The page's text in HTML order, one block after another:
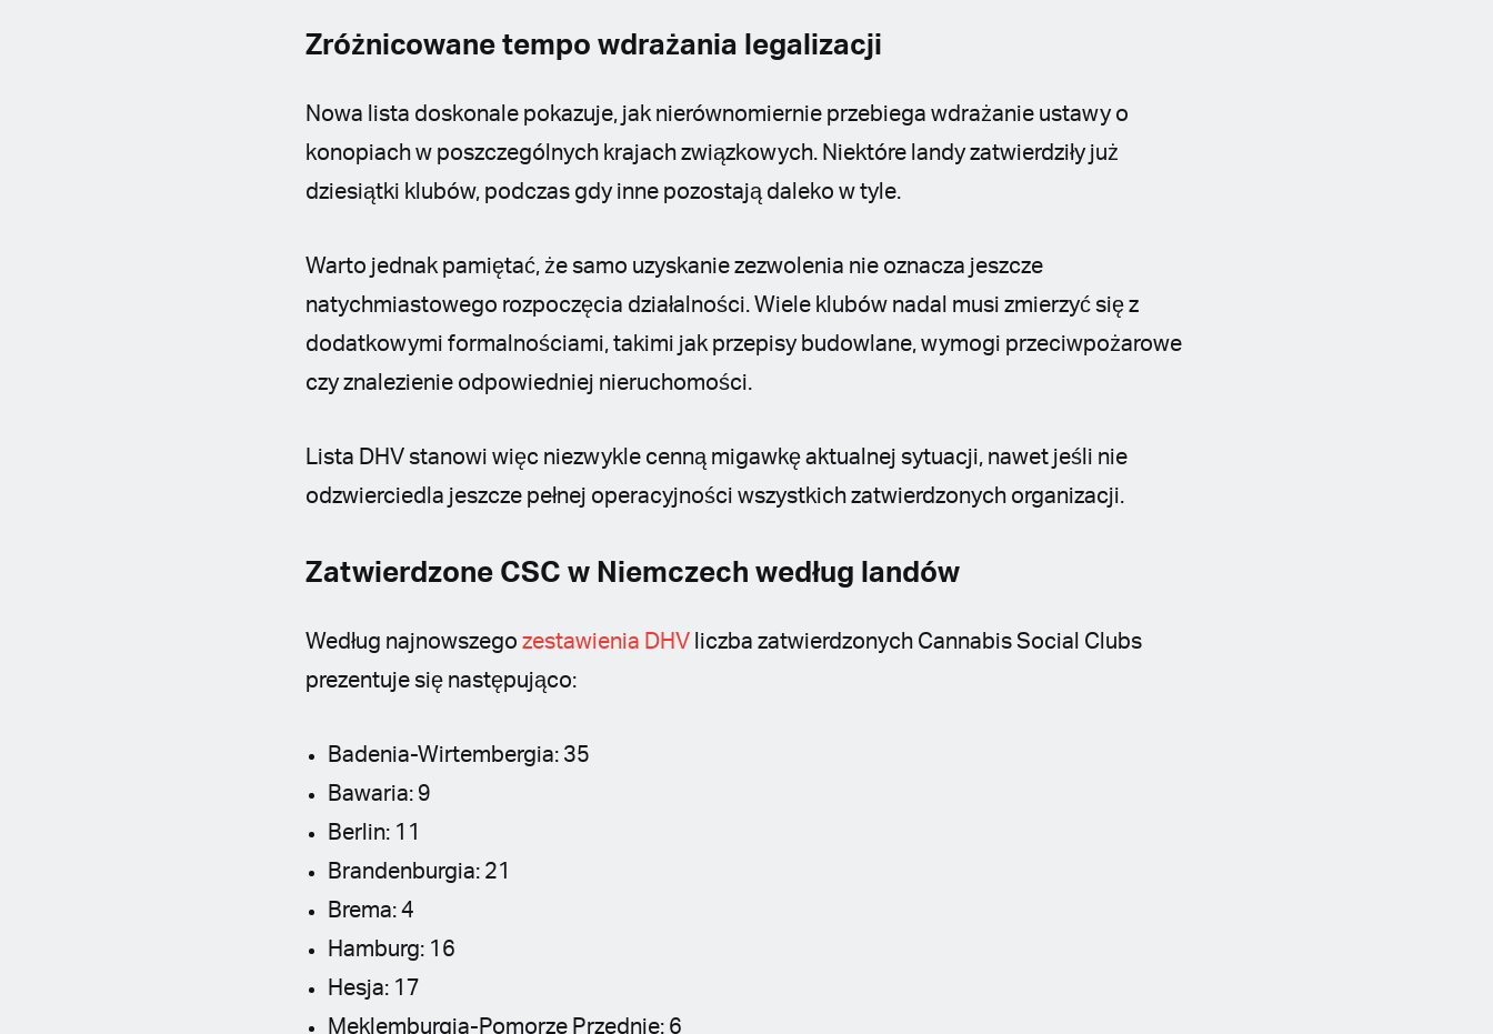
Zróżnicowane tempo wdrażania legalizacji
Nowa lista doskonale pokazuje, jak nierównomiernie przebiega wdrażanie ustawy o
konopiach w poszczególnych krajach związkowych. Niektóre landy zatwierdziły już
dziesiątki klubów, podczas gdy inne pozostają daleko w tyle.
Warto jednak pamiętać, że samo uzyskanie zezwolenia nie oznacza jeszcze
natychmiastowego rozpoczęcia działalności. Wiele klubów nadal musi zmierzyć się z
dodatkowymi formalnościami, takimi jak przepisy budowlane, wymogi przeciwpożarowe
czy znalezienie odpowiedniej nieruchomości.
Lista DHV stanowi więc niezwykle cenną migawkę aktualnej sytuacji, nawet jeśli nie
odzwierciedla jeszcze pełnej operacyjności wszystkich zatwierdzonych organizacji.
Zatwierdzone CSC w Niemczech według landów
Według najnowszegozestawienia DHV liczba zatwierdzonych Cannabis Social Clubs
prezentuje się następująco:
Badenia-Wirtembergia: 35
Bawaria: 9
Berlin: 11
Brandenburgia: 21
Brema: 4
Hamburg: 16
Hesja: 17
Meklemburgia-Pomorze Przednie: 6